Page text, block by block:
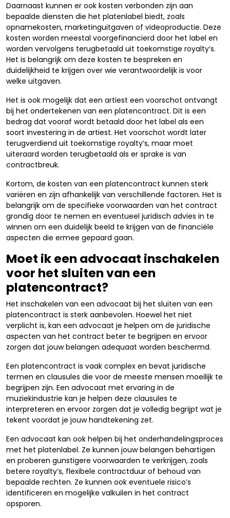
Daarnaast kunnen er ook kosten verbonden zijn aan
bepaalde diensten die het platenlabel biedt, zoals
opnamekosten, marketinguitgaven of videoproductie. Deze
kosten worden meestal voorgefinancierd door het label en
worden vervolgens terugbetaald uit toekomstige royalty’s.
Het is belangrijk om deze kosten te bespreken en
duidelijkheid te krijgen over wie verantwoordelijk is voor
welke uitgaven.
Het is ook mogelijk dat een artiest een voorschot ontvangt
bij het ondertekenen van een platencontract. Dit is een
bedrag dat vooraf wordt betaald door het label als een
soort investering in de artiest. Het voorschot wordt later
terugverdiend uit toekomstige royalty’s, maar moet
uiteraard worden terugbetaald als er sprake is van
contractbreuk.
Kortom, de kosten van een platencontract kunnen sterk
variëren en zijn afhankelijk van verschillende factoren. Het is
belangrijk om de specifieke voorwaarden van het contract
grondig door te nemen en eventueel juridisch advies in te
winnen om een duidelijk beeld te krijgen van de financiële
aspecten die ermee gepaard gaan.
Moet ik een advocaat inschakelen
voor het sluiten van een
platencontract?
Het inschakelen van een advocaat bij het sluiten van een
platencontract is sterk aanbevolen. Hoewel het niet
verplicht is, kan een advocaat je helpen om de juridische
aspecten van het contract beter te begrijpen en ervoor
zorgen dat jouw belangen adequaat worden beschermd.
Een platencontract is vaak complex en bevat juridische
termen en clausules die voor de meeste mensen moeilijk te
begrijpen zijn. Een advocaat met ervaring in de
muziekindustrie kan je helpen deze clausules te
interpreteren en ervoor zorgen dat je volledig begrijpt wat je
tekent voordat je jouw handtekening zet.
Een advocaat kan ook helpen bij het onderhandelingsproces
met het platenlabel. Ze kunnen jouw belangen behartigen
en proberen gunstigere voorwaarden te verkrijgen, zoals
betere royalty’s, flexibele contractduur of behoud van
bepaalde rechten. Ze kunnen ook eventuele risico’s
identificeren en mogelijke valkuilen in het contract
opsporen.